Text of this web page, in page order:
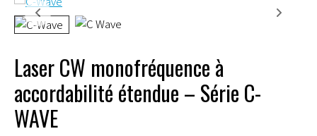
Laser CW monofréquence à
accordabilité étendue – Série C-
WAVE